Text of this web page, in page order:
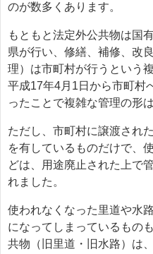
のが数多くあります。
もともと法定外公共物は国
県が行い、修繕、補修、改
理）は市町村が行うという
平成17年4月1日から市町村
ったことで複雑な管理の形
ただし、市町村に譲渡され
を有しているものだけで、
どは、用途廃止された上で
れました。
使われなくなった里道や水
になってしまっているもの
共物（旧里道・旧水路）は